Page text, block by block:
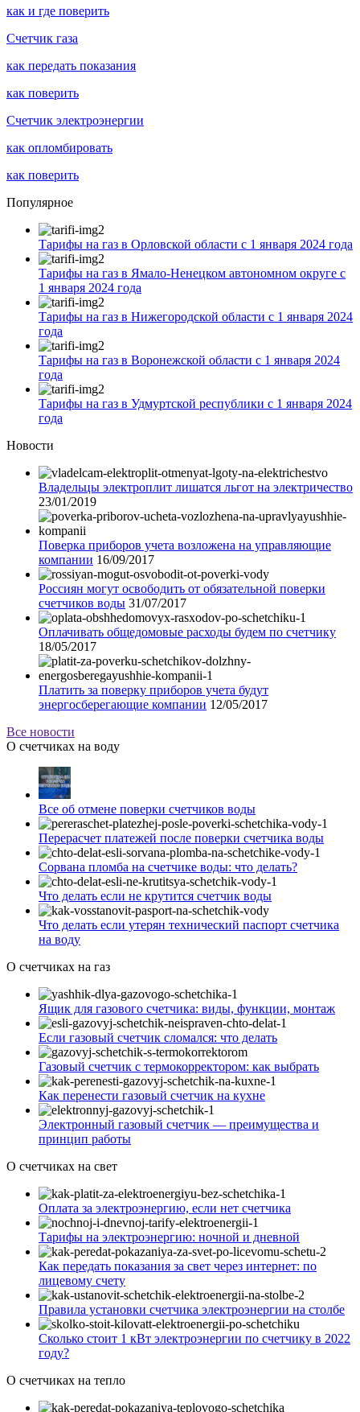
как и где поверить
Счетчик газа
как передать показания
как поверить
Счетчик электроэнергии
как опломбировать
как поверить
Популярное
Тарифы на газ в Орловской области с 1 января 2024 года
Тарифы на газ в Ямало-Ненецком автономном округе с
1 января 2024 года
Тарифы на газ в Нижегородской области с 1 января 2024
года
Тарифы на газ в Воронежской области с 1 января 2024
года
Тарифы на газ в Удмуртской республики с 1 января 2024
года
Новости
Владельцы электроплит лишатся льгот на электричество
23/01/2019
Поверка приборов учета возложена на управляющие
компании 16/09/2017
Россиян могут освободить от обязательной поверки
счетчиков воды 31/07/2017
Оплачивать общедомовые расходы будем по счетчику
18/05/2017
Платить за поверку приборов учета будут
энергосберегающие компании 12/05/2017
Все новости
О счетчиках на воду
Все об отмене поверки счетчиков воды
Перерасчет платежей после поверки счетчика воды
Сорвана пломба на счетчике воды: что делать?
Что делать если не крутится счетчик воды
Что делать если утерян технический паспорт счетчика
на воду
О счетчиках на газ
Ящик для газового счетчика: виды, функции, монтаж
Если газовый счетчик сломался: что делать
Газовый счетчик с термокорректором: как выбрать
Как перенести газовый счетчик на кухне
Электронный газовый счетчик — преимущества и
принцип работы
О счетчиках на свет
Оплата за электроэнергию, если нет счетчика
Тарифы на электроэнергию: ночной и дневной
Как передать показания за свет через интернет: по
лицевому счету
Правила установки счетчика электроэнергии на столбе
Сколько стоит 1 кВт электроэнергии по счетчику в 2022
году?
О счетчиках на тепло